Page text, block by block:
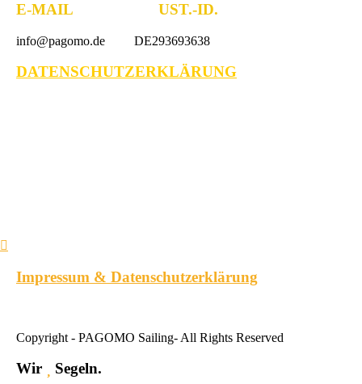
E-MAIL UST.-ID.
info@pagomo.de DE293693638
DATENSCHUTZERKLÄRUNG
Impressum & Datenschutzerklärung
Copyright - PAGOMO Sailing- All Rights Reserved
Wir Segeln.